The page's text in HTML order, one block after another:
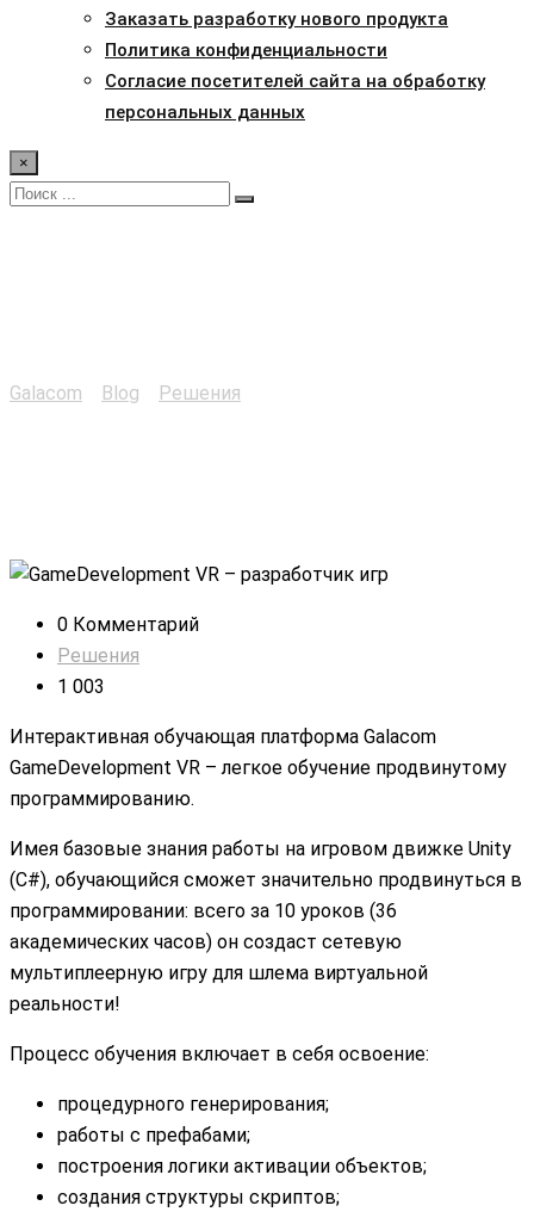
Заказать разработку нового продукта
Политика конфиденциальности
Согласие посетителей сайта на обработку
персональных данных
×
Galacom Blog Решения
0 Комментарий
Решения
1 003
Интерактивная обучающая платформа Galacom
GameDevelopment VR – легкое обучение продвинутому
программированию.
Имея базовые знания работы на игровом движке Unity
(C#), обучающийся сможет значительно продвинуться в
программировании: всего за 10 уроков (36
академических часов) он создаст сетевую
мультиплеерную игру для шлема виртуальной
реальности!
Процесс обучения включает в себя освоение:
процедурного генерирования;
работы с префабами;
построения логики активации объектов;
создания структуры скриптов;